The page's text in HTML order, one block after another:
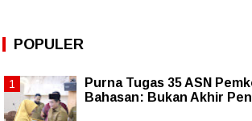
POPULER
Purna Tugas 35 ASN
Bahasan: Bukan Akhir